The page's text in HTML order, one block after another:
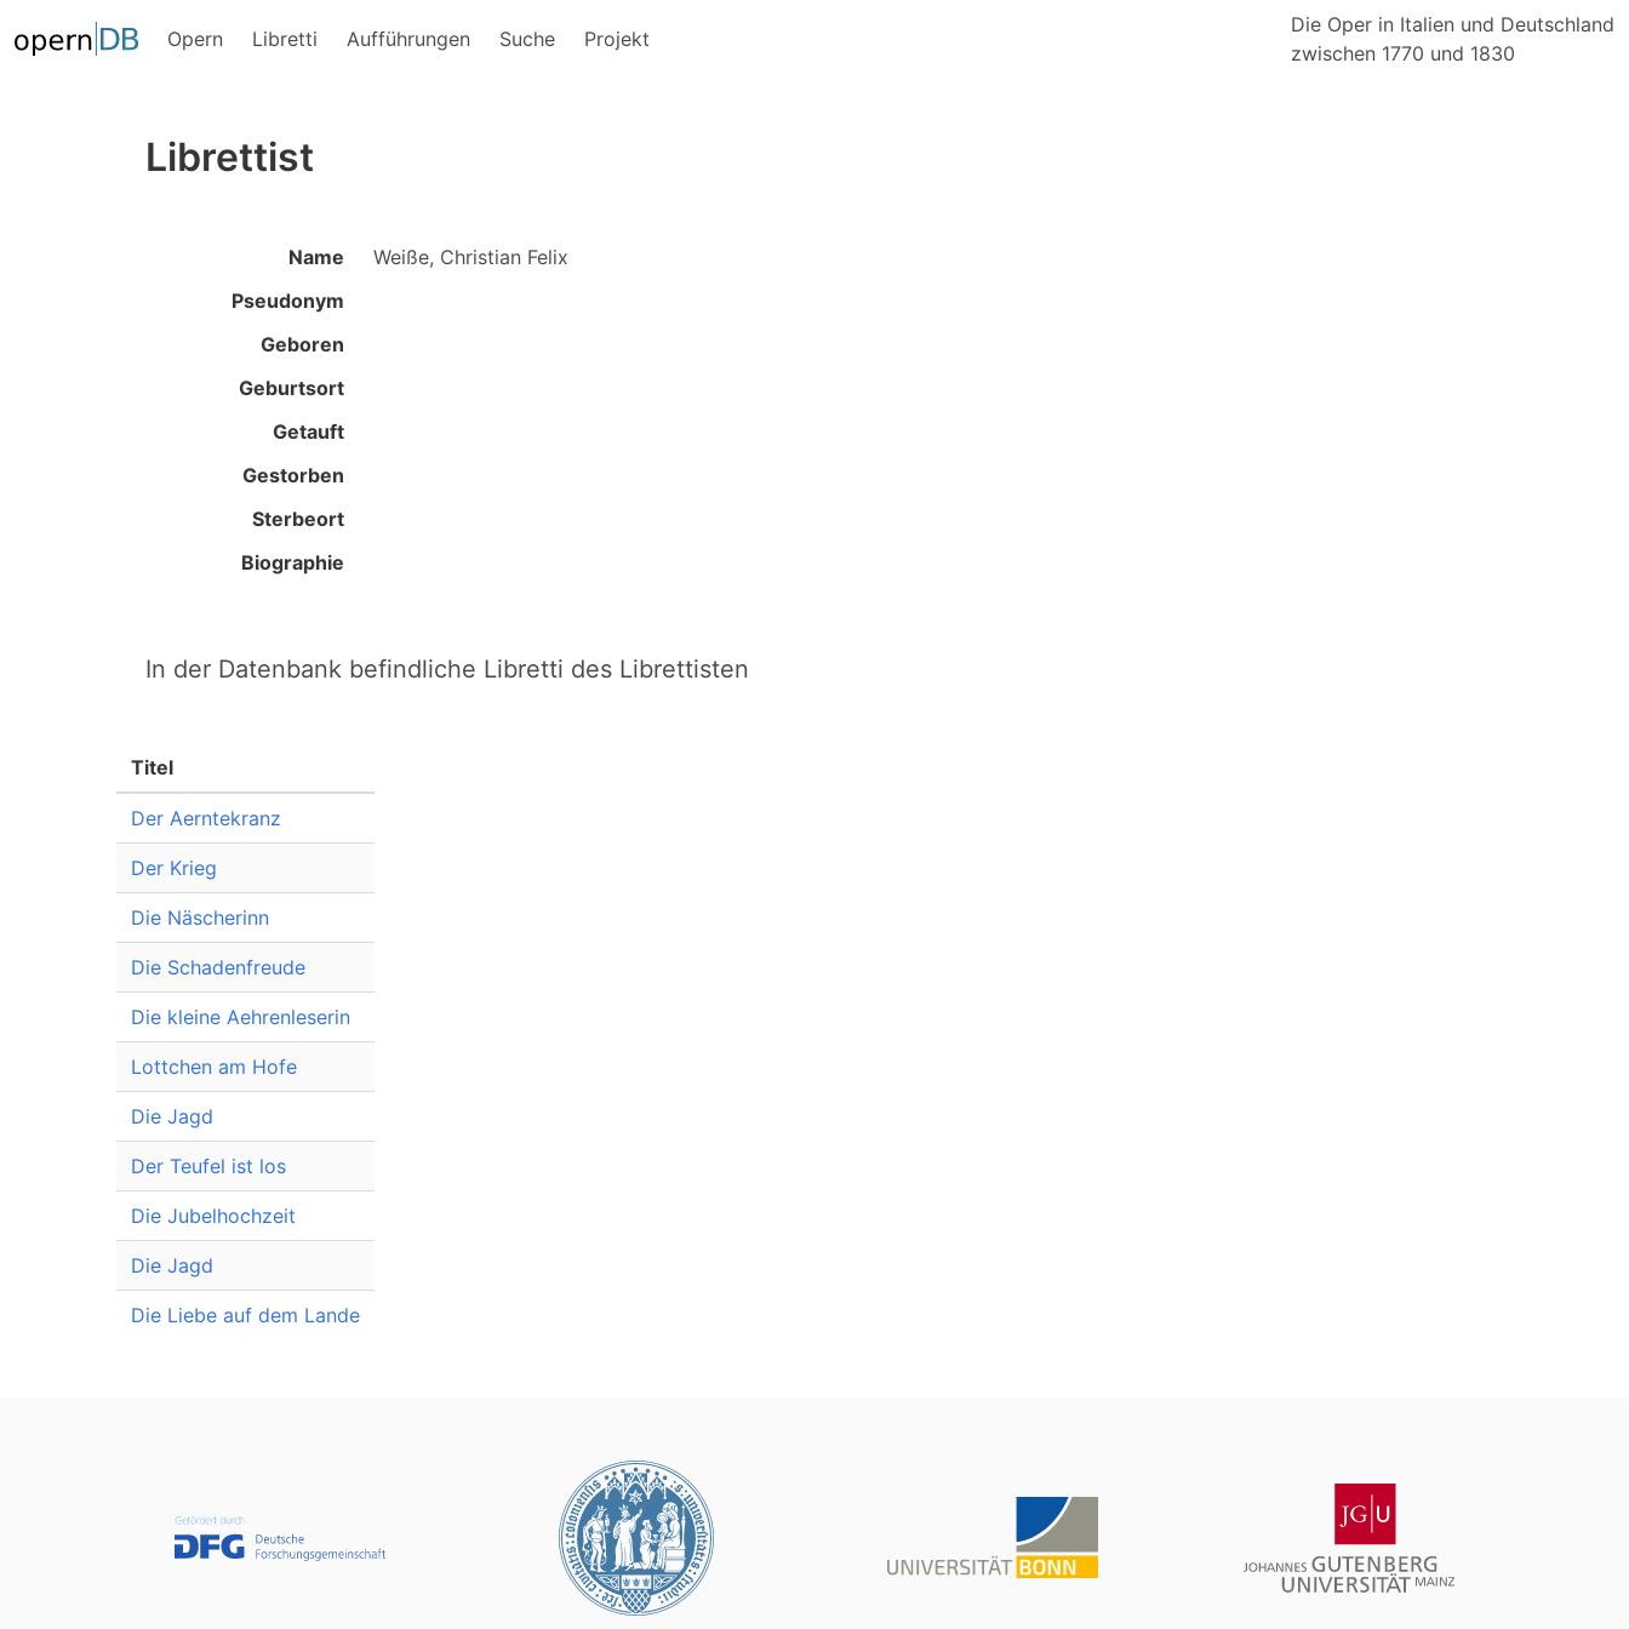
Opern Libretti Aufführungen Suche Projekt
Die Oper in Italien und Deutschland
zwischen 1770 und 1830
Librettist
Name
Weiße, Christian Felix
Pseudonym
Geboren
Geburtsort
Getauft
Gestorben
Sterbeort
Biographie
In der Datenbank befindliche Libretti des Librettisten
Titel
Der Aerntekranz
Der Krieg
Die Näscherinn
Die Schadenfreude
Die kleine Aehrenleserin
Lottchen am Hofe
Die Jagd
Der Teufel ist los
Die Jubelhochzeit
Die Jagd
Die Liebe auf dem Lande